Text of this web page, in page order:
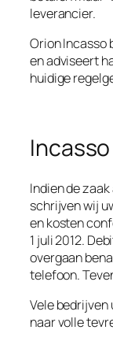
leverancier.
Orion Incasso
en adviseert
huidige
Indien de
schrijven wij
en kosten
1 juli 2012.
overgaan
telefoon.
Vele bedrijven
naar volle